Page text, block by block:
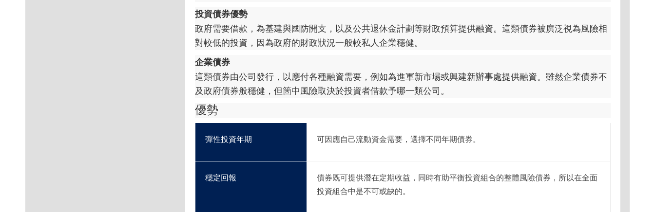
投資債券優勢
政府需要借款，為基建與國防開支，以及公共退休金計劃等財政預算提供融資。這類債券被廣泛視為風險相
對較低的投資，因為政府的財政狀況一般較私人企業穩健。
企業債券
這類債券由公司發行，以應付各種融資需要，例如為進軍新市場或興建新辦事處提供融資。雖然企業債券不
及政府債券般穩健，但箇中風險取決於投資者借款予哪一類公司。
優勢
彈性投資年期 可因應自己流動資金需要，選擇不同年期債券。
穩定回報
債券既可提供潛在定期收益，同時有助平衡投資組合的整體風險債券，所以在全面
投資組合中是不可或缺的。